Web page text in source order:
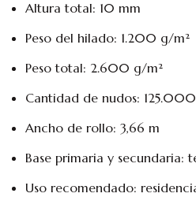
Altura total: 10 mm
Peso del hilado: 1.200 g/m²
Peso total: 2.600 g/m²
Cantidad de nudos:
Ancho de rollo: 3,66 m
Base primaria y secundaria:
Uso recomendado: